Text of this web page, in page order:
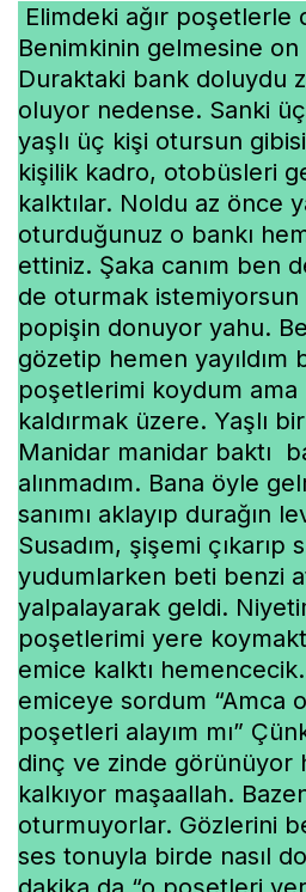
Elimdeki ağır poşetlerle
Benimkinin gelmesine on
Duraktaki bank doluydu
oluyor nedense. Sanki
yaşlı üç kişi otursun
kişilik kadro, otobüsleri
kalktılar. Noldu az önce
oturduğunuz o bankı
ettiniz. Şaka canım ben
de oturmak
popişin donuyor yahu.
gözetip hemen yayıldım
poşetlerimi koydum ama
kaldırmak üzere. Yaşlı
Manidar manidar baktı
alınmadım. Bana öyle
sanımı aklayıp durağın
Susadım, şişemi çıkarıp
yudumlarken beti benzi
yalpalayarak geldi.
poşetlerimi yere
emice kalktı
emiceye sordum “Amca
poşetleri alayım mı”
dinç ve zinde görünüyor
kalkıyor maşaallah.
oturmuyorlar. Gözlerini
ses tonuyla birde nasıl